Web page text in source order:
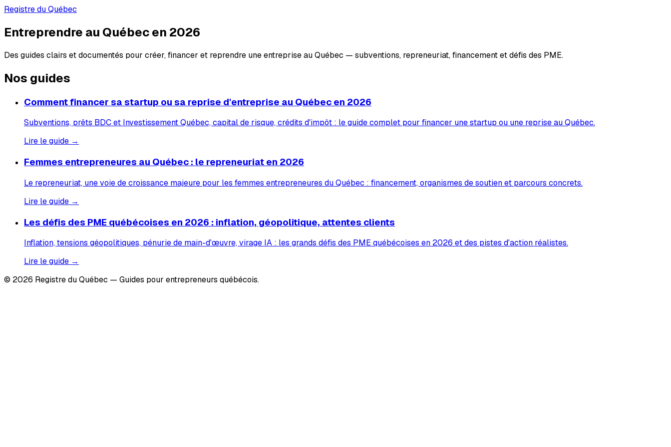
Registre du Québec
Entreprendre au Québec en 2026
Des guides clairs et documentés pour créer, financer et reprendre une entreprise au Québec — subventions, repreneuriat, financement et défis des PME.
Nos guides
Comment financer sa startup ou sa reprise d'entreprise au Québec en 2026
Subventions, prêts BDC et Investissement Québec, capital de risque, crédits d'impôt : le guide complet pour financer une startup ou une reprise au Québec.
Lire le guide →
Femmes entrepreneures au Québec : le repreneuriat en 2026
Le repreneuriat, une voie de croissance majeure pour les femmes entrepreneures du Québec : financement, organismes de soutien et parcours concrets.
Lire le guide →
Les défis des PME québécoises en 2026 : inflation, géopolitique, attentes clients
Inflation, tensions géopolitiques, pénurie de main-d'œuvre, virage IA : les grands défis des PME québécoises en 2026 et des pistes d'action réalistes.
Lire le guide →
© 2026 Registre du Québec — Guides pour entrepreneurs québécois.